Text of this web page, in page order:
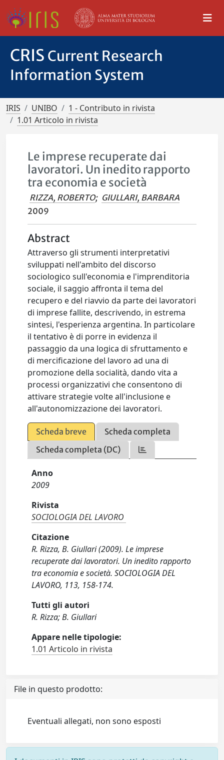
CRIS Current Research
Information System
IRIS UNIBO
1 - Contributo in rivista
1.01 Articolo in rivista
Le imprese recuperate dai
lavoratori. Un inedito rapporto
tra economia e società
RIZZA, ROBERTO; GIULLARI, BARBARA
2009
Abstract
Attraverso gli strumenti interpretativi
sviluppati nell'ambito del discorso
sociologico sull'economia e l'imprenditoria
sociale, il saggio affronta il tema del
recupero e del riavvio da parte dei lavoratori
di imprese fallite, descrivendo, in estrema
sintesi, l'esperienza argentina. In particolare
il tentativo è di porre in evidenza il
passaggio da una logica di sfruttamento e
di mercificazione del lavoro ad una di
promozione della socialità, dando vita a
processi organizzativi che consentono di
attivare strategie volte all'inclusione e
all'autonomizzazione dei lavoratori.
Scheda breve
Scheda completa
Scheda completa (DC)
Anno
2009
Rivista
SOCIOLOGIA DEL LAVORO
Citazione
R. Rizza, B. Giullari (2009). Le imprese
recuperate dai lavoratori. Un inedito rapporto
tra economia e società. SOCIOLOGIA DEL
LAVORO, 113, 158-174.
Tutti gli autori
R. Rizza; B. Giullari
Appare nelle tipologie:
1.01 Articolo in rivista
File in questo prodotto:
Eventuali allegati, non sono esposti